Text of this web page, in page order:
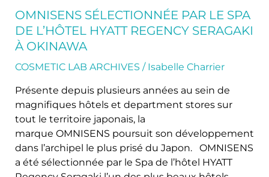
OMNISENS SÉLECTIONNÉE PAR LE SPA
DE L’HÔTEL HYATT REGENCY SERAGAKI
À OKINAWA
COSMETIC LAB ARCHIVES / Isabelle Charrier
Présente depuis plusieurs années au sein de
magnifiques hôtels et department stores sur
tout le territoire japonais, la
marque OMNISENS poursuit son développement
dans l’archipel le plus prisé du Japon. OMNISENS
a été sélectionnée par le Spa de l’hôtel HYATT
de
l’hôtel
HYATT
Regency
Seragaki
Okinawa